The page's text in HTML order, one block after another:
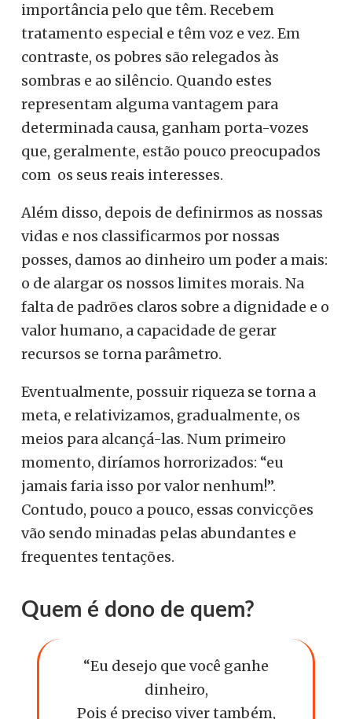
importância pelo que têm. Recebem
tratamento especial e têm voz e vez. Em
contraste, os pobres são relegados às
sombras e ao silêncio. Quando estes
representam alguma vantagem para
determinada causa, ganham porta-vozes
que, geralmente, estão pouco preocupados
com os seus reais interesses.
Além disso, depois de definirmos as nossas
vidas e nos classificarmos por nossas
posses, damos ao dinheiro um poder a mais:
o de alargar os nossos limites morais. Na
falta de padrões claros sobre a dignidade e o
valor humano, a capacidade de gerar
recursos se torna parâmetro.
Eventualmente, possuir riqueza se torna a
meta, e relativizamos, gradualmente, os
meios para alcançá-las. Num primeiro
momento, diríamos horrorizados: “eu
jamais faria isso por valor nenhum!”.
Contudo, pouco a pouco, essas convicções
vão sendo minadas pelas abundantes e
frequentes tentações.
Quem é dono de quem?
“Eu desejo que você ganhe
dinheiro,
Pois é preciso viver também,